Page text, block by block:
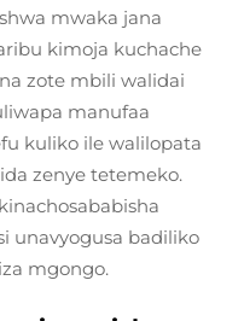
mwaka jana
kimoja kuchache
zote mbili walidai
manufaa
kuliko ile walilopata
zenye tetemeko.
unavyogusa badiliko
mgongo.